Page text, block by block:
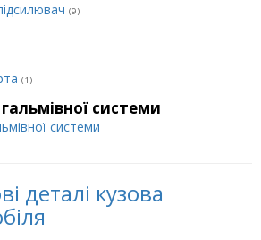
(9)
(1)
системи
системи
деталі кузова